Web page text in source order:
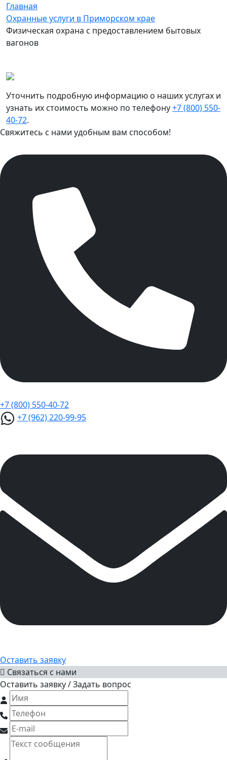
Главная
Охранные услуги в Приморском крае
Физическая охрана с предоставлением бытовых
вагонов
Уточнить подробную информацию о наших услугах и
узнать их стоимость можно по телефону+7 (800) 550-
40-72.
Свяжитесь с нами удобным вам способом!
+7 (800) 550-40-72
+7 (962) 220-99-95
Оставить заявку
Связаться с нами
Оставить заявку / Задать вопрос